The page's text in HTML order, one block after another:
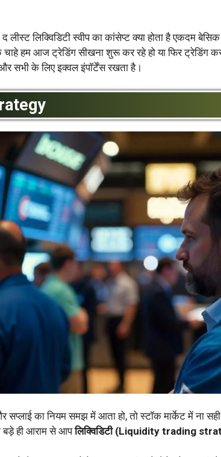
लीस्ट लिक्विडिटी स्वीप का कांसेप्ट क्या होता है एकदम
चाहे हम आज ट्रेडिंग सीखना शुरू कर रहे हो या फिर ट्रेडिंग
सभी के लिए इक्वल इंपॉर्टेंस रखता है।
का नियम समझ में आता हो, तो स्टॉक मार्केट में ना
बड़े ही आराम से आपलिक्विडिटी (Liquidity trading